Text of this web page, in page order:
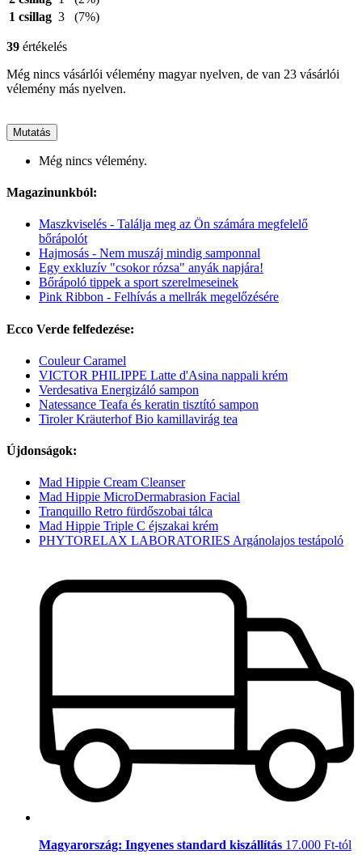
1 csillag 3 (7%)
39 értékelés
Még nincs vásárlói vélemény magyar nyelven, de van 23 vásárlói
vélemény más nyelven.
Mutatás
Még nincs vélemény.
Magazinunkból:
Maszkviselés - Találja meg az Ön számára megfelelő
bőrápolót
Hajmosás - Nem muszáj mindig samponnal
Egy exkluzív "csokor rózsa" anyák napjára!
Bőrápoló tippek a sport szerelmeseinek
Pink Ribbon - Felhívás a mellrák megelőzésére
Ecco Verde felfedezése:
Couleur Caramel
VICTOR PHILIPPE Latte d'Asina nappali krém
Verdesativa Energizáló sampon
Natessance Teafa és keratin tisztító sampon
Tiroler Kräuterhof Bio kamillavirág tea
Újdonságok:
Mad Hippie Cream Cleanser
Mad Hippie MicroDermabrasion Facial
Tranquillo Retro fürdőszobai tálca
Mad Hippie Triple C éjszakai krém
PHYTORELAX LABORATORIES Argánolajos testápoló
Magyarország: Ingyenes standard kiszállítás 17.000 Ft-tól